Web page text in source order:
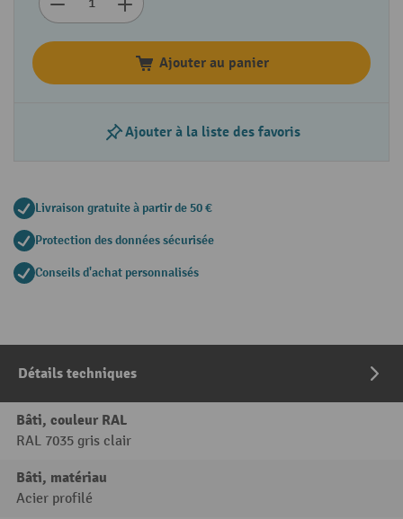
Ajouter au panier
Ajouter à la liste des favoris
Livraison gratuite à partir de 50 €
Protection des données sécurisée
Conseils d'achat personnalisés
Détails techniques
Bâti, couleur RAL
RAL 7035 gris clair
Bâti, matériau
Acier profilé